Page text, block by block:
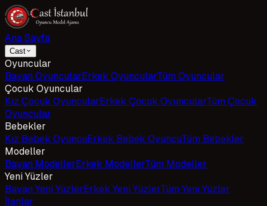
Ana Sayfa
Cast
Oyuncular
Bayan OyuncularErkek OyuncularTüm Oyuncular
Çocuk Oyuncular
Kız Çocuk OyuncularErkek Çocuk OyuncularTüm Çocuk
Oyuncular
Bebekler
Kız Bebek OyuncuErkek Bebek OyuncuTüm Bebekler
Modeller
Bayan ModellerErkek ModellerTüm Modeller
Yeni Yüzler
Bayan Yeni YüzlerErkek Yeni YüzlerTüm Yeni Yüzler
İlanlar